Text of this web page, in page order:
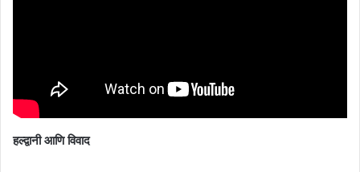
हल्द्वानी आणि विवाद